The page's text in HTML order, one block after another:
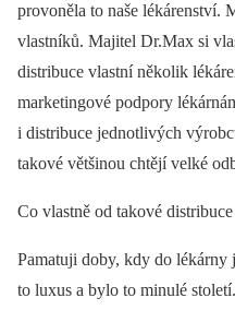
provoněla to naše lékárenství.
vlastníků. Majitel Dr.Max si
distribuce vlastní několik
marketingové podpory
i distribuce jednotlivých
takové většinou chtějí velké
Co vlastně od takové
Pamatuji doby, kdy do
to luxus a bylo to minulé